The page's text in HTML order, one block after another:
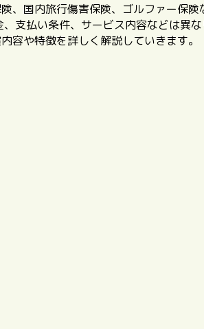
、国内旅行傷害保険、ゴルファー保
支払い条件、サービス内容などは異な
容や特徴を詳しく解説していきます。